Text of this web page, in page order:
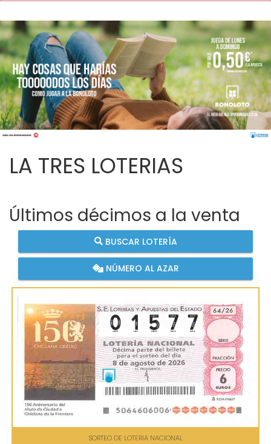
LA TRES LOTERIAS
Últimos décimos a la venta
BUSCAR LOTERÍA
NÚMERO AL AZAR
SORTEO DE LOTERIA NACIONAL